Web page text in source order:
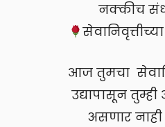
नक्कीच
आज तुमचा
उद्यापासून
असणार